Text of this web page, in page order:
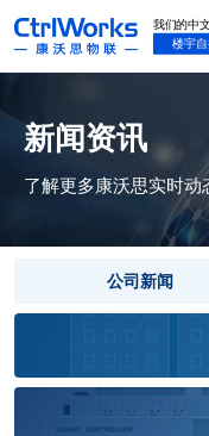
新闻资讯
了解更多康沃思实时
公司新闻